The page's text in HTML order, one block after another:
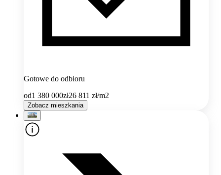
Gotowe do odbioru
od1 380 000zł26 811 zł/m2
Zobacz mieszkania